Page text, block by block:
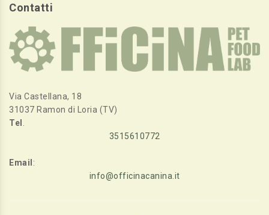
Contatti
Via Castellana, 18
31037 Ramon di Loria (TV)
Tel .
3515610772
Email :
info@officinacanina.it